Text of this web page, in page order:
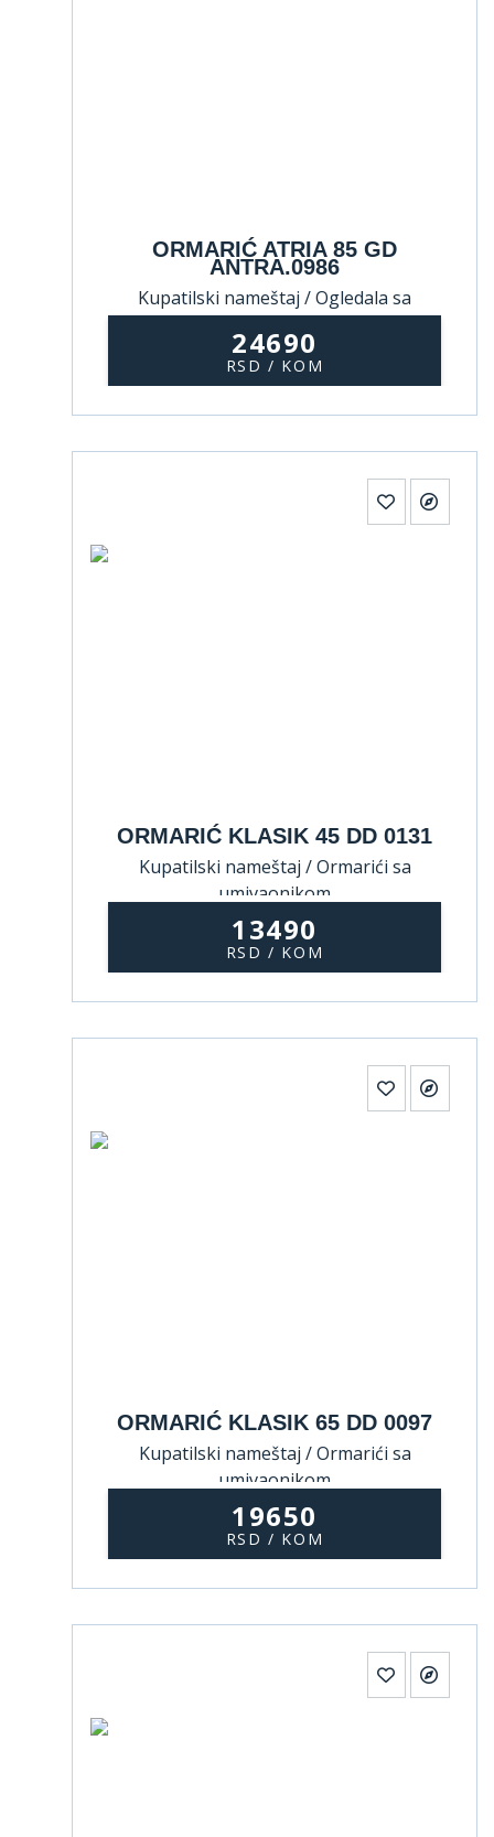
ORMARIĆ ATRIA 85 GD
ANTRA.0986
Kupatilski nameštaj / Ogledala sa
24690
RSD / KOM
ORMARIĆ KLASIK 45 DD 0131
Kupatilski nameštaj / Ormarići sa
umivaonikom
13490
RSD / KOM
ORMARIĆ KLASIK 65 DD 0097
Kupatilski nameštaj / Ormarići sa
umivaonikom
19650
RSD / KOM